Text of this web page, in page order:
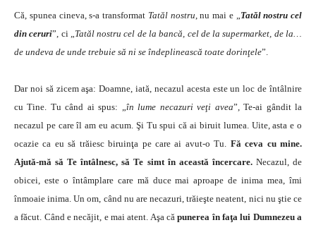
Că, spunea cineva, s-a transformat Tatăl nostru, nu mai e „Tatăl nostru cel
din ceruri”, ci „Tatăl nostru cel de la bancă, cel de la supermarket, de la…
de undeva de unde trebuie să ni se îndeplinească toate dorinţele”.
Dar noi să zicem aşa: Doamne, iată, necazul acesta este un loc de întâlnire
cu Tine. Tu când ai spus: „în lume necazuri veţi avea”, Te-ai gândit la
necazul pe care îl am eu acum. Şi Tu spui că ai biruit lumea. Uite, asta e o
ocazie ca eu să trăiesc biruinţa pe care ai avut-o Tu. Fă ceva cu mine.
Ajută-mă să Te întâlnesc, să Te simt în această încercare.Necazul, de
obicei, este o întâmplare care mă duce mai aproape de inima mea, îmi
înmoaie inima. Un om, când nu are necazuri, trăieşte neatent, nici nu ştie ce
a făcut. Când e necăjit, e mai atent. Aşa căpunerea în faţa lui Dumnezeu a